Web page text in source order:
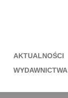
AKTUALNOŚCI
WYDAWNICTWA